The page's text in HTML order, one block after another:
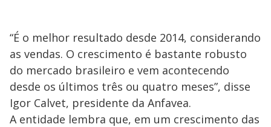
“É o melhor resultado desde 2014, considerando
as vendas. O crescimento é bastante robusto
do mercado brasileiro e vem acontecendo
desde os últimos três ou quatro meses”, disse
Igor Calvet, presidente da Anfavea.
A entidade lembra que, em um crescimento das